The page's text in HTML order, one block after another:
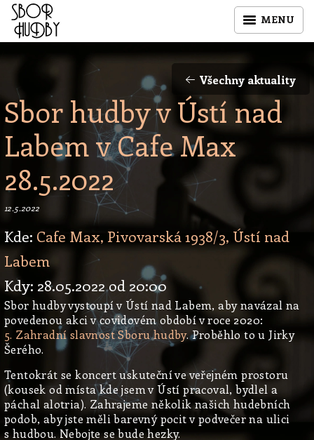
MENU
Všechny aktuality
Sbor hudby v Ústí nad
Labem v Cafe Max
28.5.2022
12.5.2022
Kde: Cafe Max, Pivovarská 1938/3, Ústí nad
Labem
Kdy: 28.05.2022 od 20:00
Sbor hudby vystoupí v Ústí nad Labem, aby navázal na
povedenou akci v covidovém období v roce 2020:
5. Zahradní slavnost Sboru hudby. Proběhlo to u Jirky
Šerého.
Tentokrát se koncert uskuteční ve veřejném prostoru
(kousek od místa kde jsem v Ústí pracoval, bydlel a
páchal alotria). Zahrajeme několik našich hudebních
podob, aby jste měli barevný pocit v podvečer na ulici
s hudbou. Nebojte se bude hezky.